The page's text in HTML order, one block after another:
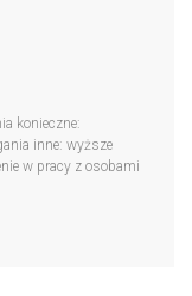
konieczne:
inne: wyższe
w pracy z osobami